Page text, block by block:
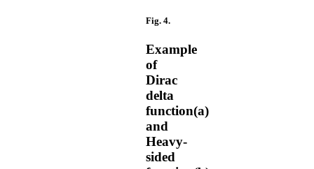
Fig. 4.
Example
of
Dirac
delta
function(a)
and
Heavy-
sided